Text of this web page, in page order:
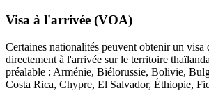
Visa à l'arrivée (VOA)
Certaines nationalités peuvent obtenir un visa
directement à l'arrivée sur le territoire
préalable : Arménie, Biélorussie, Bolivie,
Costa Rica, Chypre, El Salvador, Éthiopie,